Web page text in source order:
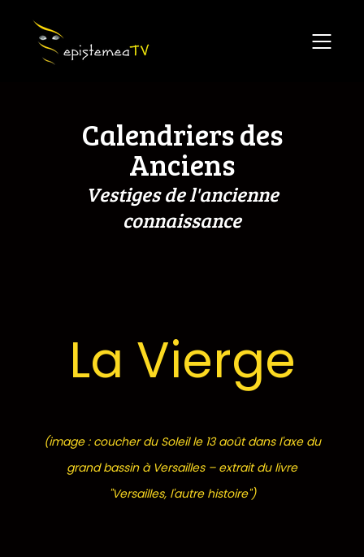
Calendriers des
Anciens
Vestiges de l'ancienne
connaissance
La Vierge
(image : coucher du Soleil le 13 août dans l'axe du
grand bassin à Versailles – extrait du livre
"Versailles, l'autre histoire")